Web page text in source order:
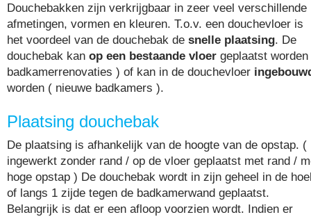
Douchebakken zijn verkrijgbaar in zeer veel verschillende
afmetingen, vormen en kleuren. T.o.v. een douchevloer is
het voordeel van de douchebak de snelle plaatsing. De
douchebak kan op een bestaande vloer geplaatst
badkamerrenovaties ) of kan in de douchevloer
worden ( nieuwe badkamers ).
Plaatsing douchebak
De plaatsing is afhankelijk van de hoogte van de opstap. (
ingewerkt zonder rand / op de vloer geplaatst met rand /
hoge opstap ) De douchebak wordt in zijn geheel in de
of langs 1 zijde tegen de badkamerwand geplaatst.
Belangrijk is dat er een afloop voorzien wordt. Indien er